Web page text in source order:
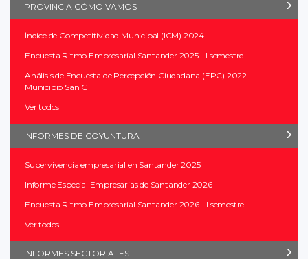
PROVINCIA CÓMO VAMOS
Índice de Competitividad Municipal (ICM) 2024
Encuesta Ritmo Empresarial Santander 2025 - I semestre
Análisis de Encuesta de Percepción Ciudadana (EPC) 2022 -
Municipio San Gil
Ver todos
INFORMES DE COYUNTURA
Supervivencia empresarial en Santander 2025
Informe Especial Empresarias de Santander 2026
Encuesta Ritmo Empresarial Santander 2026 - I semestre
Ver todos
INFORMES SECTORIALES